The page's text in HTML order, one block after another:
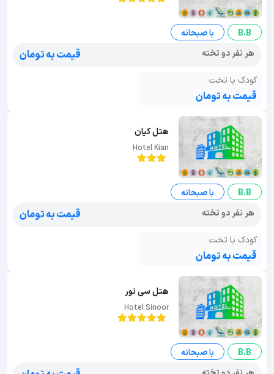
B.B
با صبحانه
هر نفر دو تخته
قیمت به تومان
کودک با تخت
قیمت به تومان
هتل کیان
Hotel Kian
B.B
با صبحانه
هر نفر دو تخته
قیمت به تومان
کودک با تخت
قیمت به تومان
هتل سی نور
Hotel Sinoor
B.B
با صبحانه